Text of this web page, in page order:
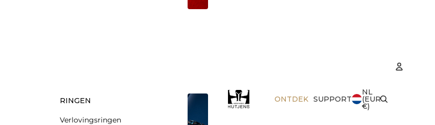
RINGEN
Verlovingsringen
ONTDEK SUPPORT
NL
(EUR
€)